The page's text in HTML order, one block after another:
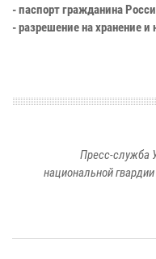
- паспорт гражданина
- разрешение на хранение
Пресс-служба
национальной